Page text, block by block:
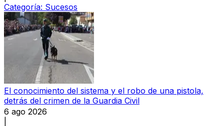
Categoría: Sucesos
El conocimiento del sistema y el robo de una pistola,
detrás del crimen de la Guardia Civil
6 ago 2026